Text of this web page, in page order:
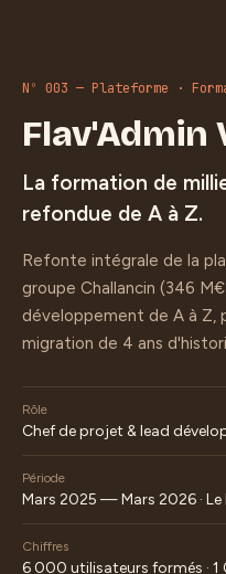
Nº 003 — Plateforme ·
Flav'Admin
La formation de
refondue de A à Z.
Refonte intégrale de la
groupe Challancin (346
développement de A à Z,
migration de 4 ans
Rôle
Chef de projet & lead
Période
Mars 2025 — Mars 2026 · Le
Chiffres
6 000 utilisateurs formés ·